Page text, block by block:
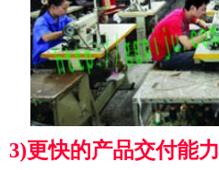
3)更快的产品交付能力